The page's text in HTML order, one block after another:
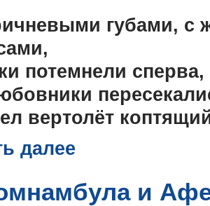
губами,
потемнели
вертолёт
далее
и